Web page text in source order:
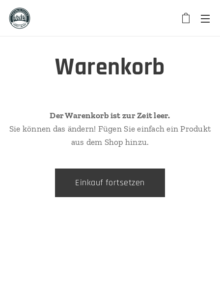
Warenkorb
Der Warenkorb ist zur Zeit leer.
Sie können das ändern! Fügen Sie einfach ein Produkt
aus dem Shop hinzu.
Einkauf fortsetzen